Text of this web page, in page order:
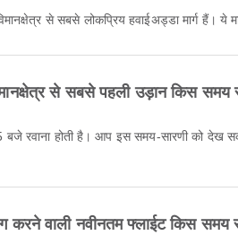
से सबसे लोकप्रिय हवाईअड्डा मार्ग
से सबसे पहली उड़ान किस समय
करने वाली नवीनतम फ्लाईट किस समय